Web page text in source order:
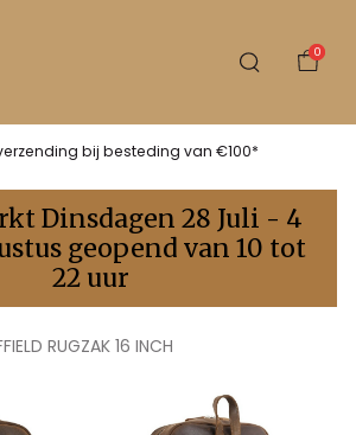
0
bij besteding van €100*
Dinsdagen 28 Juli - 4
geopend van 10 tot
22 uur
RUGZAK 16 INCH